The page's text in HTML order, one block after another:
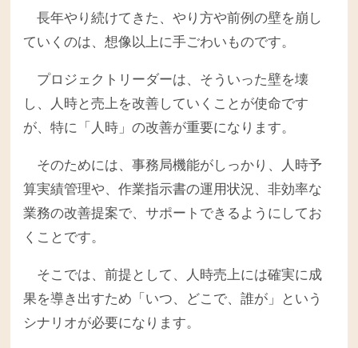
長年やり続けてきた、やり方や前例の壁を崩し
ていくのは、想像以上に手ごわいものです。
プロジェクトリーダーは、そういった壁を壊
し、人時と売上を改善していくことが使命です
が、特に「人時」の改善が重要になります。
そのためには、事務局機能がしっかり、人時予
算実績管理や、作業指示書の運用状況、非効率な
業務の改善提案で、サポートできるようにしてお
くことです。
そこでは、前提として、人時売上には確実に成
果を導き出すため「いつ、どこで、誰が」という
シナリオが必要になります。